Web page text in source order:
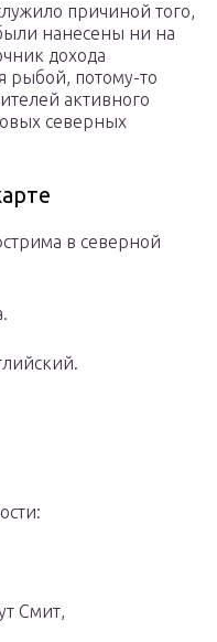
причиной того,
нанесены ни на
дохода
рыбой, потому-то
активного
северных
в северной
Смит,